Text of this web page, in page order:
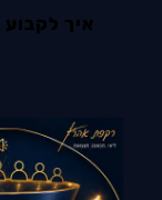
איך